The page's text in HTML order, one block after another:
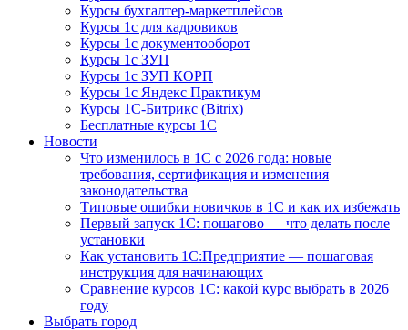
Курсы бухгалтер-маркетплейсов
Курсы 1с для кадровиков
Курсы 1с документооборот
Курсы 1с ЗУП
Курсы 1с ЗУП КОРП
Курсы 1с Яндекс Практикум
Курсы 1С-Битрикс (Bitrix)
Бесплатные курсы 1С
Новости
Что изменилось в 1С с 2026 года: новые
требования, сертификация и изменения
законодательства
Типовые ошибки новичков в 1С и как их избежать
Первый запуск 1С: пошагово — что делать после
установки
Как установить 1С:Предприятие — пошаговая
инструкция для начинающих
Сравнение курсов 1С: какой курс выбрать в 2026
году
Выбрать город